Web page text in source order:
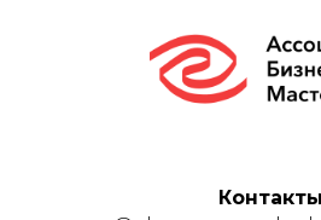
Контакты